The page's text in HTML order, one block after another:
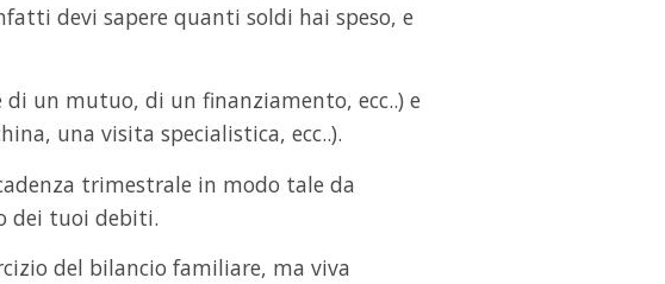
devi sapere quanti soldi hai speso, e
di un mutuo, di un finanziamento, ecc..) e
una visita specialistica, ecc..).
trimestrale in modo tale da
dei tuoi debiti.
del bilancio familiare, ma viva